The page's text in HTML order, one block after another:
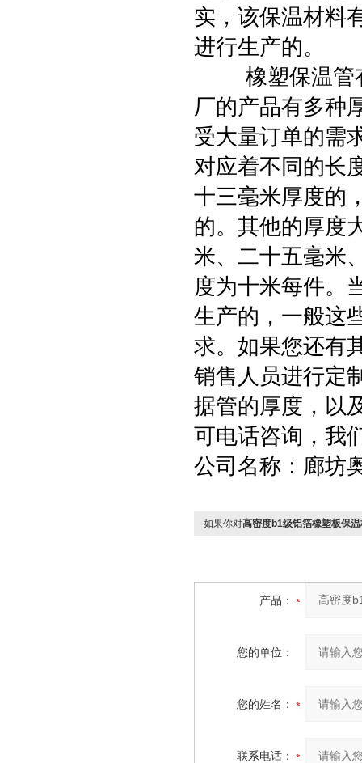
实，该保温材料
进行生产的。
橡塑保温管有
厂的产品有多种
受大量订单的需
对应着不同的长
十三毫米厚度的
的。其他的厚度
米、二十五毫米
度为十米每件。
生产的，一般这
求。如果您还有
销售人员进行定
据管的厚度，以
可电话咨询，我
公司名称：廊坊
如果你对高密度b1级铝箔橡塑板保
产品：
您的单位：
您的姓名：
联系电话：